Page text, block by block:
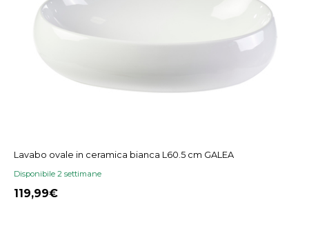
Lavabo ovale in ceramica bianca L60.5 cm GALEA
Disponibile 2 settimane
119,99